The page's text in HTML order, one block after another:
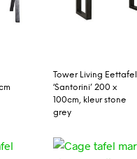
Tower Living Eettafel
‘Santorini’ 200 x
100cm, kleur stone
grey